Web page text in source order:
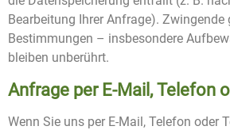
Bearbeitung Ihrer Anfrage). Zwingende
Bestimmungen – insbesondere
bleiben unberührt.
Anfrage per E-Mail, Telefon
Wenn Sie uns per E-Mail, Telefon oder